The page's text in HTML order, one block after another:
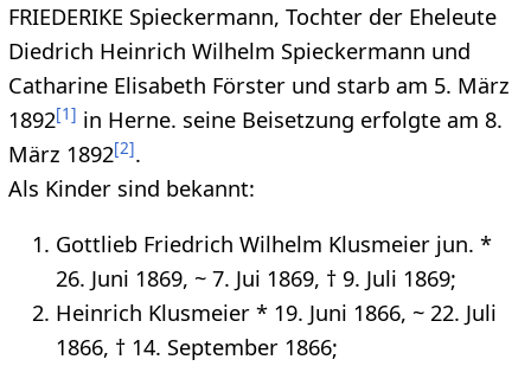
FRIEDERIKE Spieckermann, Tochter der Eheleute
Diedrich Heinrich Wilhelm Spieckermann und
Catharine Elisabeth Förster und starb am 5. März
1892[1] in Herne. seine Beisetzung erfolgte am 8.
März 1892[2].
Als Kinder sind bekannt:
Gottlieb Friedrich Wilhelm Klusmeier jun. *
26. Juni 1869, ~ 7. Jui 1869, † 9. Juli 1869;
Heinrich Klusmeier * 19. Juni 1866, ~ 22. Juli
1866, † 14. September 1866;